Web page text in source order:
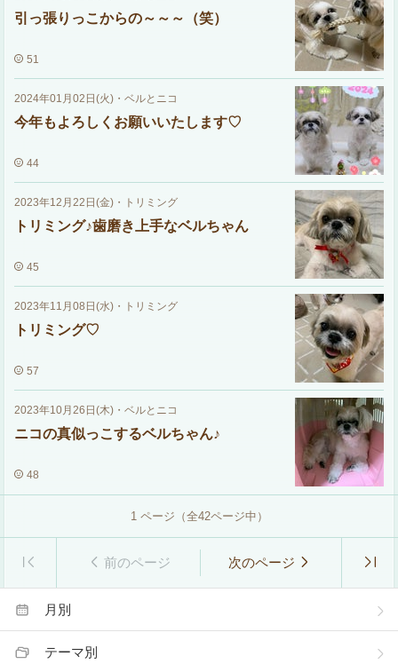
引っ張りっこからの～～～（笑）
51
2024年01月02日(火) ・ ベルとニコ
今年もよろしくお願いいたします♡
44
2023年12月22日(金) ・ トリミング
トリミング♪歯磨き上手なベルちゃん
45
2023年11月08日(水) ・ トリミング
トリミング♡
57
2023年10月26日(木) ・ ベルとニコ
ニコの真似っこするベルちゃん♪
48
1ページ（全42ページ中）
前のページ 次のページ
月別
テーマ別